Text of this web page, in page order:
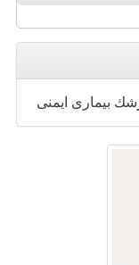
بیماری ایمنی